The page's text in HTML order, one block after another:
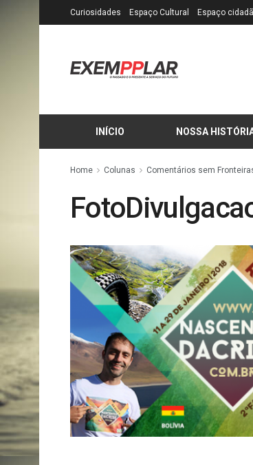
Curiosidades Espaço Cultural Espaço
INÍCIO NOSSA
Home Colunas Comentários sem